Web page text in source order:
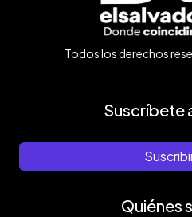
Todos los derechos
Suscríbete
Quiénes